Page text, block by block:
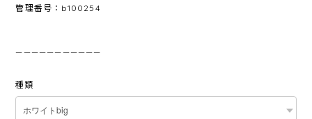
管理番号：b100254
———————————
種類